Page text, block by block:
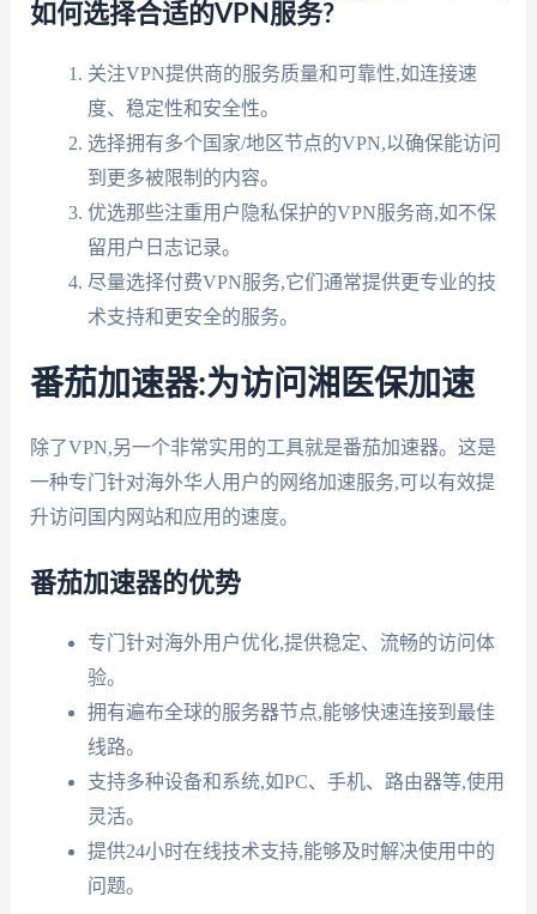
如何选择合适的VPN服务?
关注VPN提供商的服务质量和可靠性,如连接速
度、稳定性和安全性。
选择拥有多个国家/地区节点的VPN,以确保能访问
到更多被限制的内容。
优选那些注重用户隐私保护的VPN服务商,如不保
留用户日志记录。
尽量选择付费VPN服务,它们通常提供更专业的技
术支持和更安全的服务。
番茄加速器:为访问湘医保加速
除了VPN,另一个非常实用的工具就是番茄加速器。这是
一种专门针对海外华人用户的网络加速服务,可以有效提
升访问国内网站和应用的速度。
番茄加速器的优势
专门针对海外用户优化,提供稳定、流畅的访问体
验。
拥有遍布全球的服务器节点,能够快速连接到最佳
线路。
支持多种设备和系统,如PC、手机、路由器等,使用
灵活。
提供24小时在线技术支持,能够及时解决使用中的
问题。